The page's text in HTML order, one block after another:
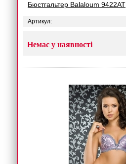
Бюстгальтер Balaloum 9422AT
Артикул:
Немає у наявності